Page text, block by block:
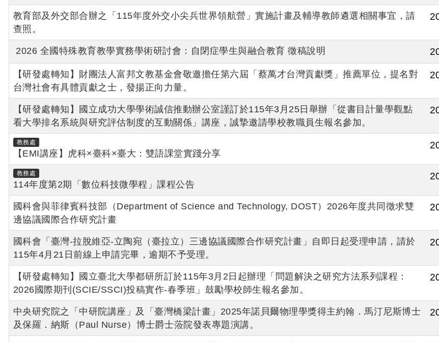
教育部及外交部合辦之「115年度外交小尖兵世界領航營」實施計畫及輔導教師遴選相關事宜，請
查照。
2026 全國特殊教育教學實務學術研討會：自閉症學生與融合教育 徵稿說明
【研發處轉知】財團法人富邦文教基金會敬邀擔任第六屆「蔡萬才台灣貢獻獎」推薦單位，提名對
台灣社會有具體貢獻之士，發揚正向力量。
【研發處轉知】國立成功大學學術誠信推動辦公室謹訂於115年3月25日舉辦「從書目計量學觀點
看大學排名系統與研究評估制度的互動關係」講座，誠摯邀請學校教職員生報名參加。
教務處
【EMI講座】虎科×臺科×臺大：雙語課堂實踐分享
教務處
114年度第2期「數位科技微學程」課程公告
國科會與菲律賓科技部（Department of Science and Technology, DOST）2026年度共同徵求雙
邊協議國際合作研究計畫
國科會「臺灣-拉脫維亞-立陶宛（臺拉立）三邊協議國際合作研究計畫」自即日起受理申請，請於
115年4月21日前線上申請完畢，逾期不予受理。
【研發處轉知】國立臺北大學都研所訂於115年3月2日起辦理「問題解決之研究方法系列課程：
2026國際期刊(SCIE/SSCI)投稿實作-春季班」鼓勵學校師生報名參加。
中央研究院之「中研院講座」及「臺灣橋梁計畫」2025年諾貝爾物理學獎得主約翰．馬汀尼斯博士
及保羅．納斯（Paul Nurse）博士爵士蒞院發表專題演講。